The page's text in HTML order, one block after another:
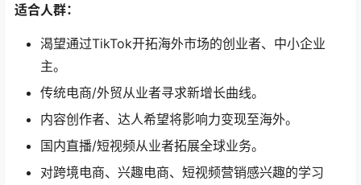
适合人群：​
渴望通过TikTok开拓海外市场的创业者、中小企业
主。
传统电商/外贸从业者寻求新增长曲线。
内容创作者、达人希望将影响力变现至海外。
国内直播/短视频从业者拓展全球业务。
对跨境电商、兴趣电商、短视频营销感兴趣的学习